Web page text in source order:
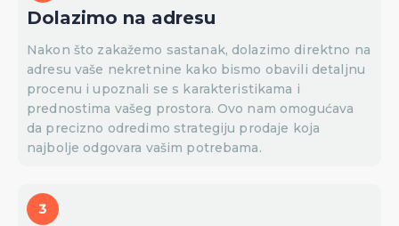
Dolazimo na adresu
Nakon što zakažemo sastanak, dolazimo direktno na
adresu vaše nekretnine kako bismo obavili detaljnu
procenu i upoznali se s karakteristikama i
prednostima vašeg prostora. Ovo nam omogućava
da precizno odredimo strategiju prodaje koja
najbolje odgovara vašim potrebama.